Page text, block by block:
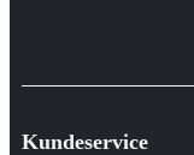
Kundeservice